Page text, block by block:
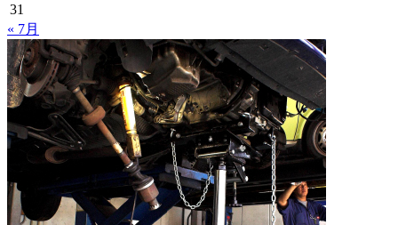
31
« 7月